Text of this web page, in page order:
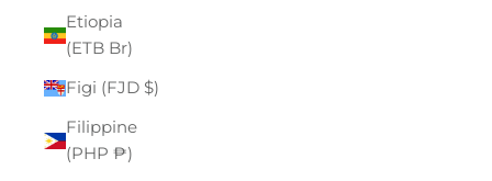
Etiopia
(ETB Br)
Figi (FJD $)
Filippine
(PHP ₱)